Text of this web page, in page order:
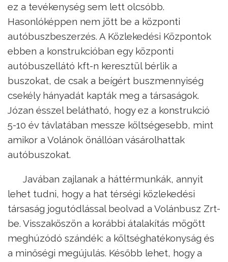
ez a tevékenység sem lett olcsóbb.
Hasonlóképpen nem jött be a központi
autóbuszbeszerzés. A Közlekedési Központok
ebben a konstrukcióban egy központi
autóbuszellátó kft-n keresztül bérlik a
buszokat, de csak a beígért buszmennyiség
csekély hányadát kapták meg a társaságok.
Józan ésszel belátható, hogy ez a konstrukció
5-10 év távlatában messze költségesebb, mint
amikor a Volánok önállóan vásárolhattak
autóbuszokat.
Javában zajlanak a háttérmunkák, annyit
lehet tudni, hogy a hat térségi közlekedési
társaság jogutódlással beolvad a Volánbusz Zrt-
be. Visszaköszön a korábbi átalakítás mögött
meghúzódó szándék: a költséghatékonyság és
a minőségi megújulás. Később lehet, hogy a